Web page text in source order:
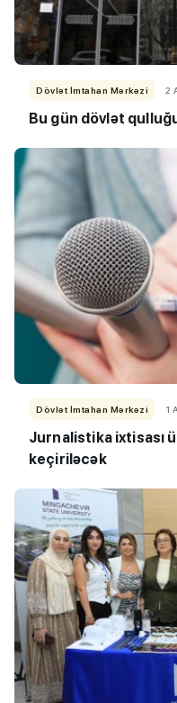
Dövlət İmtahan Mərkəzi 2
Bu gün dövlət
Dövlət İmtahan Mərkəzi 1
Jurnalistika ixtisası
keçiriləcək